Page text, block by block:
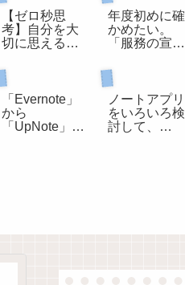
【ゼロ秒思
考】自分を大
切に思えるよ
質問
年度初めに確
かめたい。
「服務の宣
るのか？
パソコン
「Evernote」
から
「UpNote」へ
パソコン
ノートアプリ
をいろいろ検
討して、